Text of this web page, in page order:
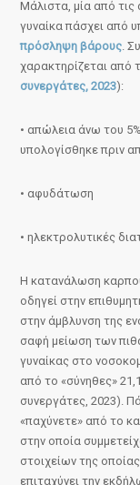
Μάλιστα, μία από τις
γυναίκα πάσχει από
πρόσληψη βάρους.
χαρακτηρίζεται από
συνεργάτες, 2023):
• απώλεια άνω του
υπολογίσθηκε πριν
• αφυδάτωση
• ηλεκτρολυτικές
Η κατανάλωση
οδηγεί στην
στην άμβλυνση της
σαφή μείωση των
γυναίκας στο
από το «σύνηθες»
συνεργάτες, 2023).
«παχύνετε» από το
στην οποία
στοιχείων της
επιταχύνει την